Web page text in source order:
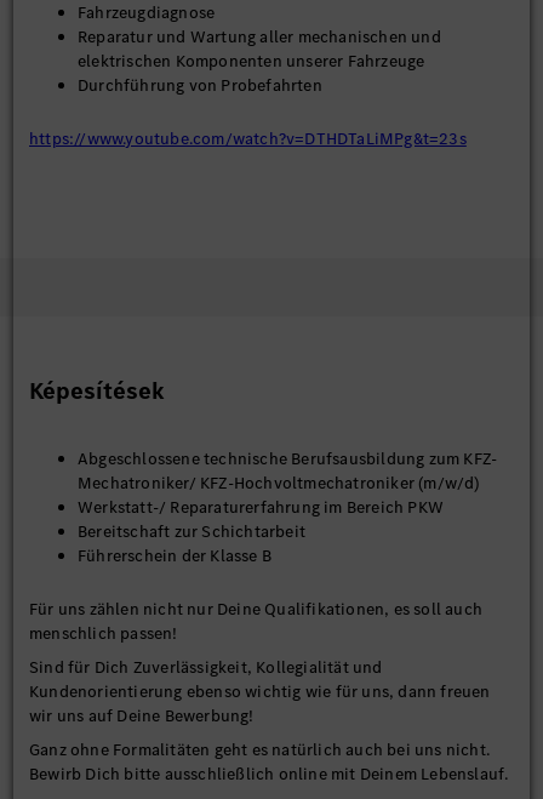
Fahrzeugdiagnose
Reparatur und Wartung aller mechanischen und
elektrischen Komponenten unserer Fahrzeuge
Durchführung von Probefahrten
https://www.youtube.com/watch?v=DTHDTaLiMPg&t=23s
Képesítések
Abgeschlossene technische Berufsausbildung zum KFZ-
Mechatroniker/ KFZ-Hochvoltmechatroniker (m/w/d)
Werkstatt-/ Reparaturerfahrung im Bereich PKW
Bereitschaft zur Schichtarbeit
Führerschein der Klasse B
Für uns zählen nicht nur Deine Qualifikationen, es soll auch
menschlich passen!
Sind für Dich Zuverlässigkeit, Kollegialität und
Kundenorientierung ebenso wichtig wie für uns, dann freuen
wir uns auf Deine Bewerbung!
Ganz ohne Formalitäten geht es natürlich auch bei uns nicht.
Bewirb Dich bitte ausschließlich online mit Deinem Lebenslauf.